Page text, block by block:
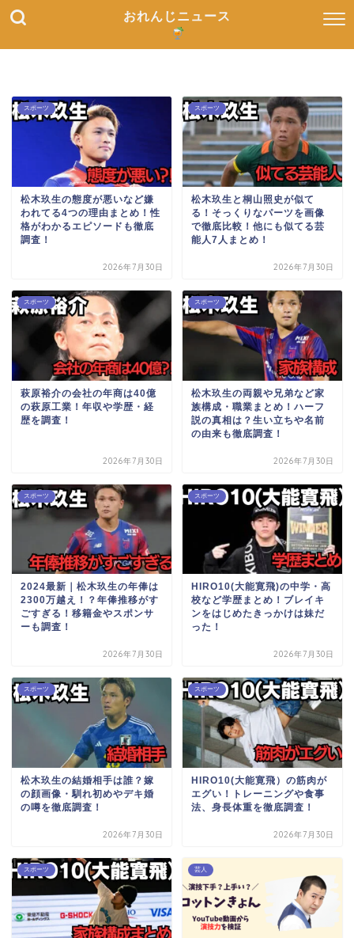
おれんじニュース
スポーツ
松木玖生の態度が悪いなど嫌
われてる4つの理由まとめ！性
格がわかるエピソードも徹底
調査！
2026年7月30日
スポーツ
松木玖生と桐山照史が似て
る！そっくりなパーツを画像
で徹底比較！他にも似てる芸
能人7人まとめ！
2026年7月30日
スポーツ
萩原裕介の会社の年商は40億
の萩原工業！年収や学歴・経
歴を調査！
2026年7月30日
スポーツ
松木玖生の両親や兄弟など家
族構成・職業まとめ！ハーフ
説の真相は？生い立ちや名前
の由来も徹底調査！
2026年7月30日
スポーツ
2024最新｜松木玖生の年俸は
2300万越え！？年俸推移がす
ごすぎる！移籍金やスポンサ
ーも調査！
2026年7月30日
スポーツ
HIRO10(大能寛飛)の中学・高
校など学歴まとめ！ブレイキ
ンをはじめたきっかけは妹だ
った！
2026年7月30日
スポーツ
松木玖生の結婚相手は誰？嫁
の顔画像・馴れ初めやデキ婚
の噂を徹底調査！
2026年7月30日
スポーツ
HIRO10(大能寛飛）の筋肉が
エグい！トレーニングや食事
法、身長体重を徹底調査！
2026年7月30日
スポーツ 芸人